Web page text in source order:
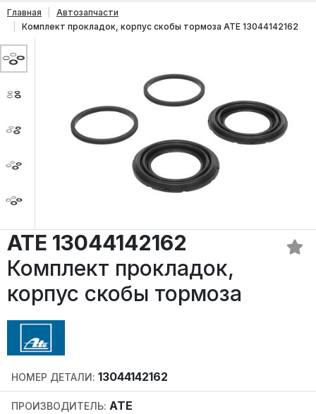
Главная
Автозапчасти
Комплект прокладок, корпус скобы тормоза ATE 13044142162
ATE 13044142162
Комплект прокладок,
корпус скобы тормоза
НОМЕР ДЕТАЛИ: 13044142162
ПРОИЗВОДИТЕЛЬ: ATE